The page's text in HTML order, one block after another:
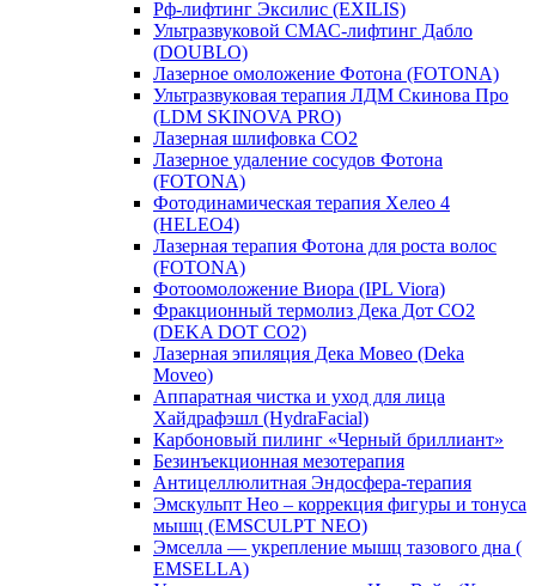
Рф-лифтинг Эксилис (EXILIS)
Ультразвуковой СМАС-лифтинг Дабло
(DOUBLO)
Лазерное омоложение Фотона (FOTONA)
Ультразвуковая терапия ЛДМ Скинова Про
(LDM SKINOVA PRO)
Лазерная шлифовка CO2
Лазерное удаление сосудов Фотона
(FOTONA)
Фотодинамическая терапия Хелео 4
(HELEO4)
Лазерная терапия Фотона для роста волос
(FOTONA)
Фотоомоложение Виора (IPL Viora)
Фракционный термолиз Дека Дот СО2
(DEKA DOT CO2)
Лазерная эпиляция Дека Мовео (Deka
Moveo)
Аппаратная чистка и уход для лица
Хайдрафэшл (HydraFacial)
Карбоновый пилинг «Черный бриллиант»
Безинъекционная мезотерапия
Антицеллюлитная Эндосфера-терапия
Эмскульпт Нео – коррекция фигуры и тонуса
мышц (EMSCULPT NEO)
Эмселла — укрепление мышц тазового дна (
EMSELLA)